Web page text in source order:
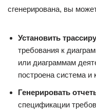
сгенерирована, вы
Установить
требования к
или диаграммам
построена система и
Генерировать
спецификации